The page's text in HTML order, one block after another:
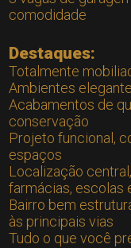
comodidade
Destaques:
Totalmente
Ambientes
Acabamentos de
conservação
Projeto funcional,
espaços
Localização
farmácias, escolas
Bairro bem
às principais vias
Tudo o que você